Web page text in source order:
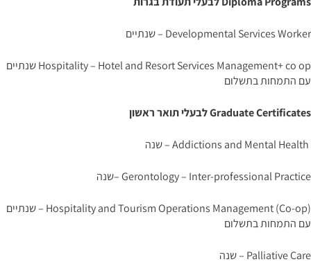
Developmental Services Worker – שנתיים
Hospitality – Hotel and Resort Services Management+ co op שנתיים
עם התמחות בתשלום
Graduate Certificates לבעלי תואר ראשון
Gerontology – Inter-professional Practice –שנה
Hospitality and Tourism Operations Management (Co-op) – שנתיים
עם התמחות בתשלום
Palliative Care – שנה